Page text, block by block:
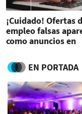
¡Cuidado! Ofertas
empleo falsas
como anuncios en
EN PORTADA